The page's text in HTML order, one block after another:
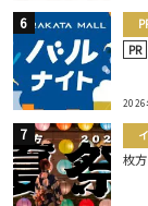
PR
2026
枚